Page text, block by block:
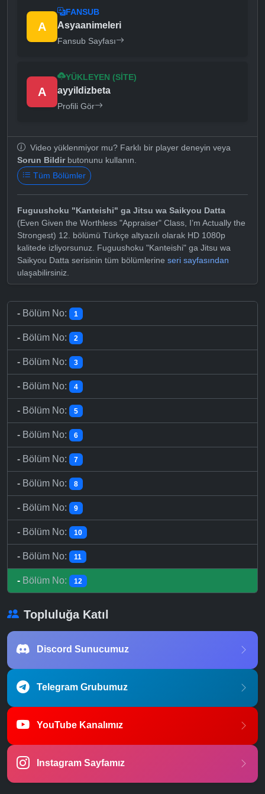
A
FANSUB
Asyaanimeleri
Fansub Sayfası
A
YÜKLEYEN (SITE)
ayyildizbeta
Profili Gör
Video yüklenmiyor mu? Farklı bir player deneyin veya
Sorun Bildirbutonunu kullanın.
Tüm Bölümler
Fuguushoku "Kanteishi" ga Jitsu wa Saikyou Datta
(Even Given the Worthless "Appraiser" Class, I’m Actually the
Strongest) 12. bölümü Türkçe altyazılı olarak HD 1080p
kalitede izliyorsunuz. Fuguushoku "Kanteishi" ga Jitsu wa
Saikyou Datta serisinin tüm bölümlerine seri sayfasından
ulaşabilirsiniz.
- Bölüm No: 1
- Bölüm No: 2
- Bölüm No: 3
- Bölüm No: 4
- Bölüm No: 5
- Bölüm No: 6
- Bölüm No: 7
- Bölüm No: 8
- Bölüm No: 9
- Bölüm No: 10
- Bölüm No: 11
- Bölüm No: 12
Topluluğa Katıl
Discord Sunucumuz
Telegram Grubumuz
YouTube Kanalımız
Instagram Sayfamız